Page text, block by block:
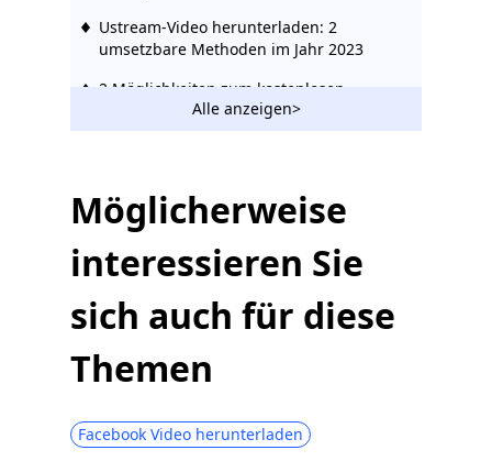
Ustream-Video herunterladen: 2
umsetzbare Methoden im Jahr 2023
2 Möglichkeiten zum kostenlosen
Herunterladen von Vevo-Videos 2023
Wie man Bilibili Video ohne Aufwand
herunterlädt [2023]
Hotstar Video Downloader | Laden Sie
Social Media Downloader: Speichern Sie
Videos von beliebten Websites
123Movies herunterladen
Alle anzeigen>
Möglicherweise
interessieren Sie
sich auch für diese
Themen
Facebook Video herunterladen